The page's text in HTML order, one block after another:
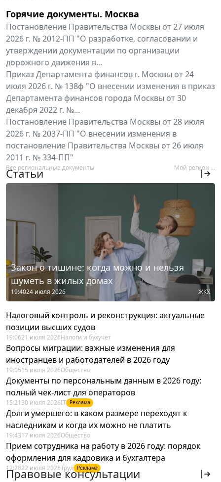
Горячие документы. Москва
Постановление Правительства Москвы от 27 июля
2026 г. № 2012-ПП "О разработке, согласовании и
утверждении документации по организации
дорожного движения в...
Приказ Департамента финансов г. Москвы от 24
июля 2026 г. № 138ф "О внесении изменения в приказ
Департамента финансов города Москвы от 30
декабря 2022 г. №...
Постановление Правительства Москвы от 28 июля
2026 г. № 2037-ПП "О внесении изменения в
постановление Правительства Москвы от 26 июля
2011 г. № 334-ПП"
Все региональные документы Мой регион ...
Статьи
Закон о тишине: когда можно и нельзя
шуметь в жилых домах
19:4024 июля 2026 ЖКХ
Налоговый контроль и реконструкция: актуальные
позиции высших судов
19:0621 июля 2026Налоги и бухучет
Вопросы миграции: важные изменения для
иностранцев и работодателей в 2026 году
19:0515 июля 2026Общество
Документы по персональным данным в 2026 году:
полный чек-лист для операторов
15:21 30 июля 2026IT Реклама
Долги умершего: в каком размере переходят к
наследникам и когда их можно не платить
19:4317 июля 2026Общество
Прием сотрудника на работу в 2026 году: порядок
оформления для кадровика и бухгалтера
12:2822 июля 2026Труд Реклама
Правовые консультации